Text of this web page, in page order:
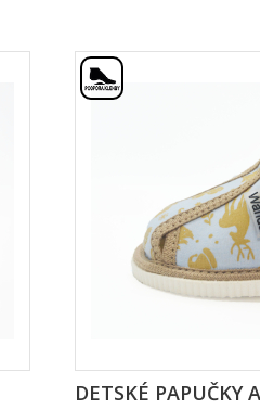
DETSKÉ PAPUČKY